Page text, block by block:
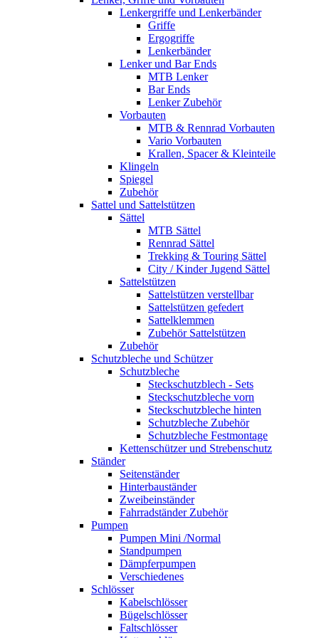
Lenkergriffe und Lenkerbänder
Griffe
Ergogriffe
Lenkerbänder
Lenker und Bar Ends
MTB Lenker
Bar Ends
Lenker Zubehör
Vorbauten
MTB & Rennrad Vorbauten
Vario Vorbauten
Krallen, Spacer & Kleinteile
Klingeln
Spiegel
Zubehör
Sattel und Sattelstützen
Sättel
MTB Sättel
Rennrad Sättel
Trekking & Touring Sättel
City / Kinder Jugend Sättel
Sattelstützen
Sattelstützen verstellbar
Sattelstützen gefedert
Sattelklemmen
Zubehör Sattelstützen
Zubehör
Schutzbleche und Schützer
Schutzbleche
Steckschutzblech - Sets
Steckschutzbleche vorn
Steckschutzbleche hinten
Schutzbleche Zubehör
Schutzbleche Festmontage
Kettenschützer und Strebenschutz
Ständer
Seitenständer
Hinterbauständer
Zweibeinständer
Fahrradständer Zubehör
Pumpen
Pumpen Mini /Normal
Standpumpen
Dämpferpumpen
Verschiedenes
Schlösser
Kabelschlösser
Bügelschlösser
Faltschlösser